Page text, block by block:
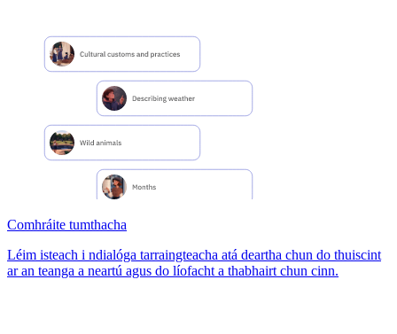
Comhráite tumthacha
Léim isteach i ndialóga tarraingteacha atá deartha chun do thuiscint
ar an teanga a neartú agus do líofacht a thabhairt chun cinn.